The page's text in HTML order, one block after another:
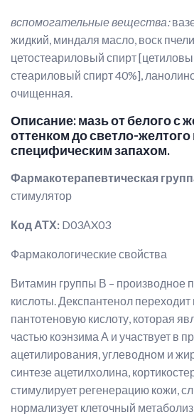
вспомогательные вещества:
жидкий, миндаля масло, воск
цетостеариловый спирт
стеариловый спирт 40%],
очищенная.
Описание: мазь от белого с
оттенком до светло-желтого
специфическим запахом.
Фармакотерапевтическая
стимулятор
Код АТХ: D03АX03
Фармакологические свойства
Витамин группы В – производное
кислоты. Декспантенол переходит
пантотеновую кислоту, которая
частью коэнзима А и участвует в
ацетилирования, углеводном и
синтезе ацетилхолина,
стимулирует регенерацию кожи,
нормализует клеточный